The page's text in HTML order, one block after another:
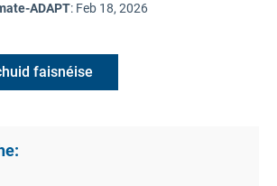
ADAPT: Feb 18, 2026
faisnéise